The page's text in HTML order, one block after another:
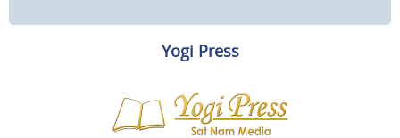
Yogi Press